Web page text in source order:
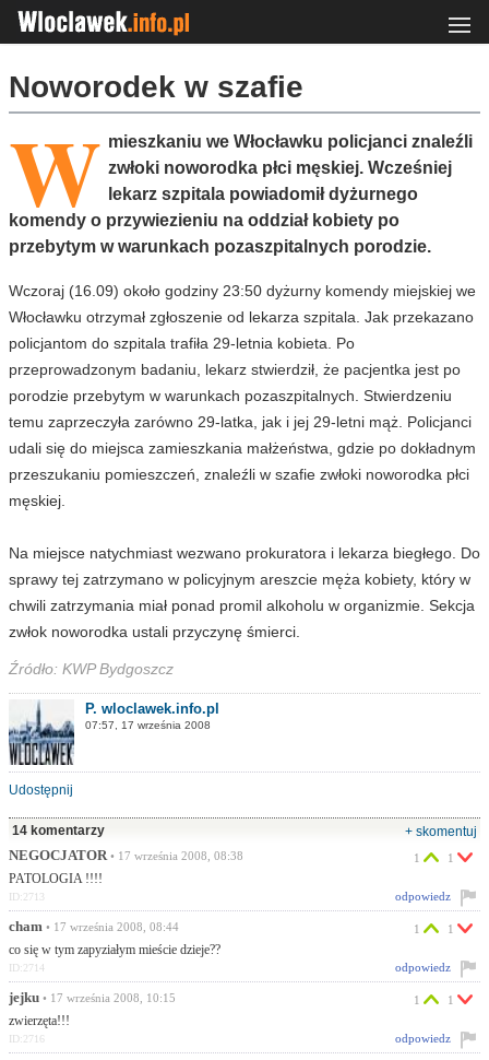
Noworodek w szafie
W mieszkaniu we Włocławku policjanci znaleźli
zwłoki noworodka płci męskiej. Wcześniej
lekarz szpitala powiadomił dyżurnego
komendy o przywiezieniu na oddział kobiety po
przebytym w warunkach pozaszpitalnych porodzie.
Wczoraj (16.09) około godziny 23:50 dyżurny komendy miejskiej we
Włocławku otrzymał zgłoszenie od lekarza szpitala. Jak przekazano
policjantom do szpitala trafiła 29-letnia kobieta. Po
przeprowadzonym badaniu, lekarz stwierdził, że pacjentka jest po
porodzie przebytym w warunkach pozaszpitalnych. Stwierdzeniu
temu zaprzeczyła zarówno 29-latka, jak i jej 29-letni mąż. Policjanci
udali się do miejsca zamieszkania małżeństwa, gdzie po dokładnym
przeszukaniu pomieszczeń, znaleźli w szafie zwłoki noworodka płci
męskiej.
Na miejsce natychmiast wezwano prokuratora i lekarza biegłego. Do
sprawy tej zatrzymano w policyjnym areszcie męża kobiety, który w
chwili zatrzymania miał ponad promil alkoholu w organizmie. Sekcja
zwłok noworodka ustali przyczynę śmierci.
Źródło: KWP Bydgoszcz
P. wloclawek.info.pl
07:57, 17 września 2008
Udostępnij
14 komentarzy
+ skomentuj
NEGOCJATOR • 17 września 2008, 08:38
PATOLOGIA !!!!
1 1
odpowiedz
ID:2713
cham • 17 września 2008, 08:44
co się w tym zapyziałym mieście dzieje??
1 1
odpowiedz
ID:2714
jejku • 17 września 2008, 10:15
zwierzęta!!!
1 1
odpowiedz
ID:2716